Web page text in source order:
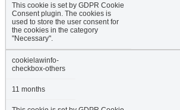
This cookie is set by GDPR Cookie
Consent plugin. The cookies is
used to store the user consent for
the cookies in the category
"Necessary".
cookielawinfo-
checkbox-others
11 months